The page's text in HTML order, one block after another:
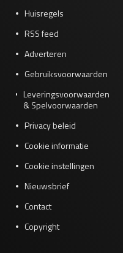
Huisregels
RSS feed
Adverteren
Gebruiksvoorwaarden
Leveringsvoorwaarden
& Spelvoorwaarden
Privacy beleid
Cookie informatie
Cookie instellingen
Nieuwsbrief
Contact
Copyright